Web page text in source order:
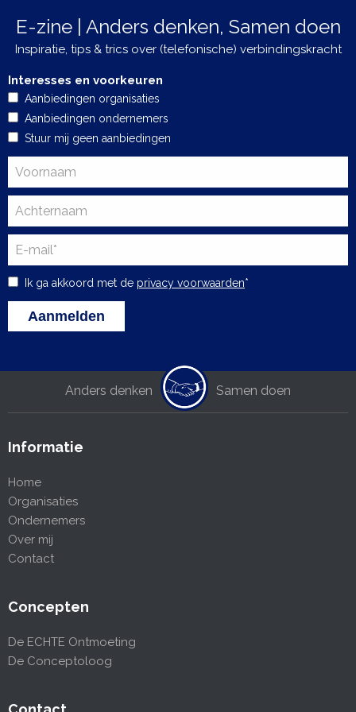
E-zine | Anders denken, Samen doen
Inspiratie, tips & trics over (telefonische) verbindingskracht
Interesses en voorkeuren
Aanbiedingen organisaties
Aanbiedingen ondernemers
Stuur mij geen aanbiedingen
Ik ga akkoord met de privacy voorwaarden*
Anders denken Samen doen
Informatie
Home
Organisaties
Ondernemers
Over mij
Contact
Concepten
De ECHTE Ontmoeting
De Conceptoloog